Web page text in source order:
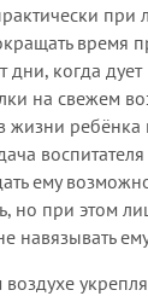
время
дни, ко­гда
на свежем
жизни
воспитателя
ему
но при этом
навязывать